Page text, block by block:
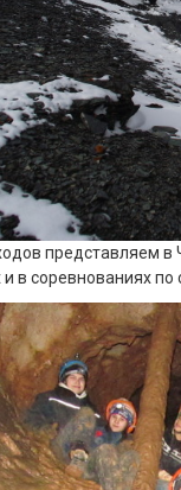
представляем в
и в соревнованиях